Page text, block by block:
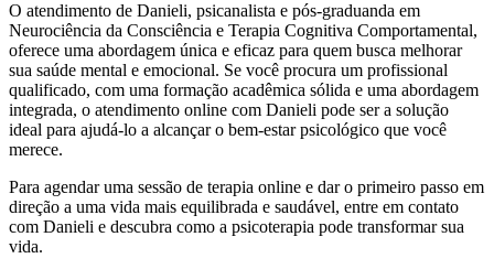
O atendimento de Danieli, psicanalista e pós-graduanda em
Neurociência da Consciência e Terapia Cognitiva Comportamental,
oferece uma abordagem única e eficaz para quem busca melhorar
sua saúde mental e emocional. Se você procura um profissional
qualificado, com uma formação acadêmica sólida e uma abordagem
integrada, o atendimento online com Danieli pode ser a solução
ideal para ajudá-lo a alcançar o bem-estar psicológico que você
merece.
Para agendar uma sessão de terapia online e dar o primeiro passo em
direção a uma vida mais equilibrada e saudável, entre em contato
com Danieli e descubra como a psicoterapia pode transformar sua
vida.